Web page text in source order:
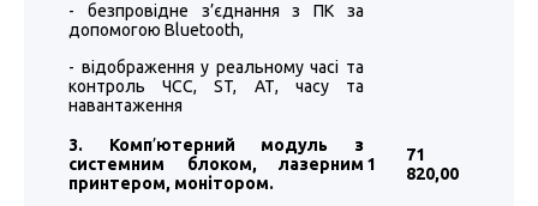
- безпровідне з’єднання з ПК за
допомогою Bluetooth,
- відображення у реальному часі та
контроль ЧСС, ST, АТ, часу та
навантаження
3. Комп’ютерний модуль з
системним блоком, лазерним
принтером, монітором.
1
71
820,00